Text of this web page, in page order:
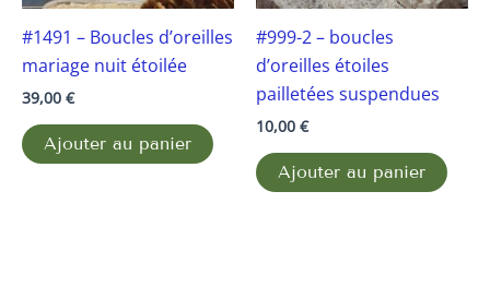
#1491 – Boucles d’oreilles
mariage nuit étoilée
39,00 €
Ajouter au panier
#999-2 – boucles
d’oreilles étoiles
pailletées suspendues
10,00 €
Ajouter au panier